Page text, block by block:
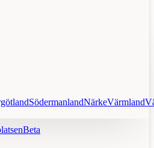
SödermanlandNärkeVärmland
Beta